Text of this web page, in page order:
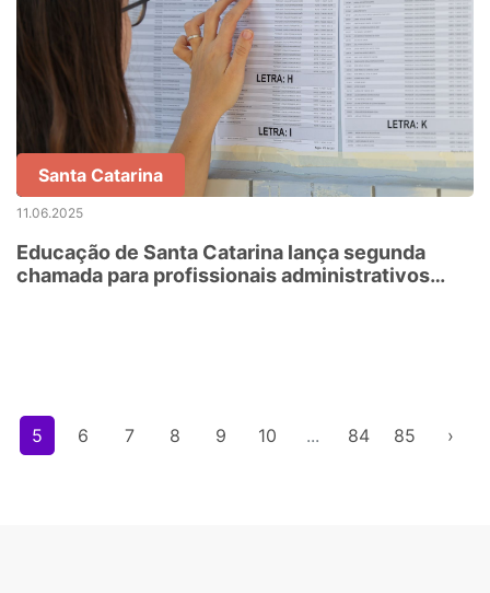
Santa Catarina
11.06.2025
Educação de Santa Catarina lança segunda
chamada para profissionais administrativos
5 6 7 8 9 10 ... 84 85 ›